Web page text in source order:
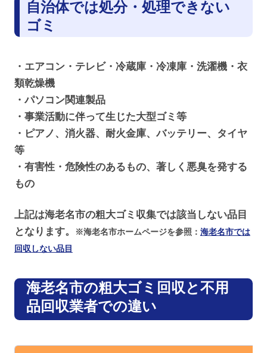
自治体では処分・処理できない
ゴミ
・エアコン・テレビ・冷蔵庫・冷凍庫・洗濯機・衣
類乾燥機
・パソコン関連製品
・事業活動に伴って生じた大型ゴミ等
・ピアノ、消火器、耐火金庫、バッテリー、タイヤ
等
・有害性・危険性のあるもの、著しく悪臭を発する
もの
上記は海老名市の粗大ゴミ収集では該当しない品目
となります。
※海老名市ホームページを参照： 海老名市では
回収しない品目
海老名市の粗大ゴミ回収と不用
品回収業者での違い